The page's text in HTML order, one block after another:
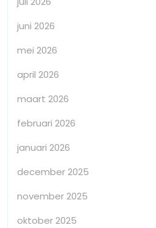
juni 2026
mei 2026
april 2026
maart 2026
februari 2026
januari 2026
december 2025
november 2025
oktober 2025